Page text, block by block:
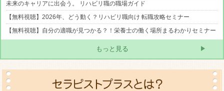
未来のキャリアに出会う。 リハビリ職の職場ガイド
【無料視聴】2026年、どう動く？リハビリ職向け 転職攻略セミナー
【無料視聴】自分の適職が見つかる？！栄養士の働く場所まるわかりセミナー
もっと見る